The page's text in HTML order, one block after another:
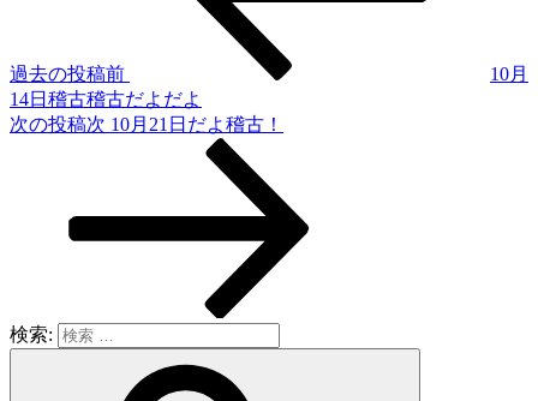
過去の投稿前
10月
14日稽古稽古だよだよ
次の投稿次 10月21日だよ稽古！
検索: